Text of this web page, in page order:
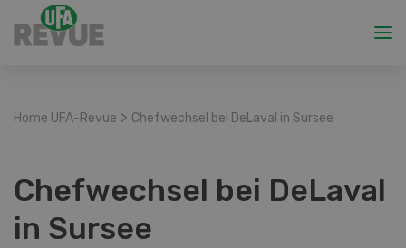
Home UFA-Revue > Chefwechsel bei DeLaval in Sursee
Chefwechsel bei DeLaval
in Sursee